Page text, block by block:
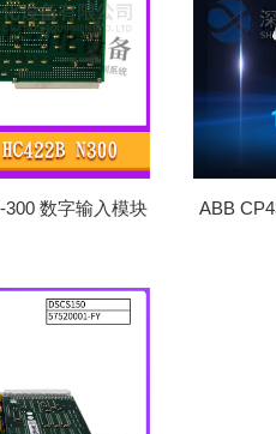
数字输入模块
ABB